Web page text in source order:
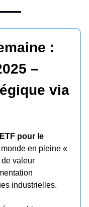
:
–
via
pour le
en pleine «
valeur
industrielles.